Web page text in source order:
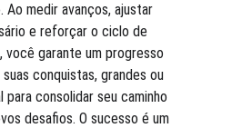
Ao medir avanços, ajustar
e reforçar o ciclo de
você garante um progresso
conquistas, grandes ou
para consolidar seu caminho
desafios. O sucesso é um